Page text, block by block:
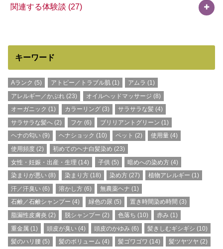
関連する体験談 (27)
キーワード
Aランク (5) アトピー／トラブル肌(1) アムラ (1)
アレルギー／かぶれ (23) オイルヘッドマッサージ (8)
オーガニック (1) カラーリング(3) サラサラな髪(4)
サラサラな髪へ (2) フケ (6) ブリリアントグリーン (1)
ヘナの匂い (9) ヘナショック (10) ペット (2) 使用量 (4)
使用頻度 (2) 初めてのヘナ白髪染め (23)
女性・妊娠・出産・生理 (14) 子供(5) 暗めへの染め方(4)
染まりが悪い (8) 染まり方(18) 染め方(27) 植物アレルギー (1)
汗／汗臭い (6) 溶かし方(6) 無農薬ヘナ (1)
石鹸／石鹸シャンプー (4) 緑色の尿 (5) 置き時間染め時間 (3)
脂漏性皮膚炎 (2) 脱シャンプー (2) 色落ち (10) 赤み (1)
重金属 (1) 頭皮が臭い(4) 頭皮のかゆみ (6) 髪きしむギシギシ (10)
髪のハリ腰 (5) 髪のボリューム (4) 髪ゴワゴワ (14) 髪ツヤツヤ (2)